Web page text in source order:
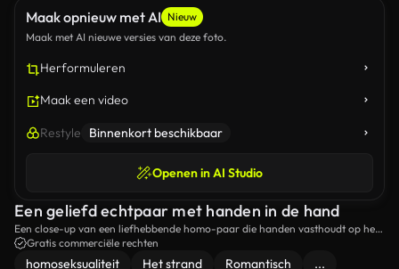
Maak opnieuw met AI Nieuw
Maak met AI nieuwe versies van deze foto.
Herformuleren
Maak een video
Restyle Binnenkort beschikbaar
Openen in AI Studio
Een geliefd echtpaar met handen in de hand
Een close-up van een liefhebbende homo-paar die handen vasthoudt op het
strand.
Gratis commerciële rechten
homoseksualiteit Het strand Romantisch ...